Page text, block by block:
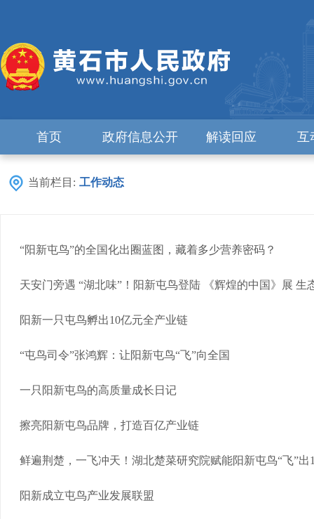
首页 政府信息公开 解读回应 互
当前栏目: 工作动态
“阳新屯鸟”的全国化出圈蓝图，藏着多少营养密码？
天安门旁遇 “湖北味”！阳新屯鸟登陆 《辉煌的中国》展 生
阳新一只屯鸟孵出10亿元全产业链
“屯鸟司令”张鸿辉：让阳新屯鸟“飞”向全国
一只阳新屯鸟的高质量成长日记
擦亮阳新屯鸟品牌，打造百亿产业链
鲜遍荆楚，一飞冲天！湖北楚菜研究院赋能阳新屯鸟“飞”出
阳新成立屯鸟产业发展联盟